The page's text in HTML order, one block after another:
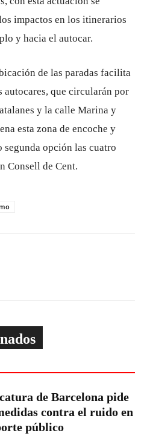
impactos en los itinerarios
y hacia el autocar.
de las paradas facilita
que circularán por
y la calle Marina y
esta zona de encoche y
segunda opción las cuatro
Consell de Cent.
de Barcelona pide
contra el ruido en
público